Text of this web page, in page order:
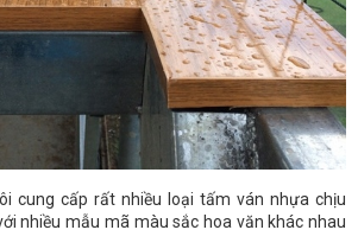
cung cấp rất nhiều loại tấm ván nhựa chịu
nhiều mẫu mã màu sắc hoa văn khác nhau